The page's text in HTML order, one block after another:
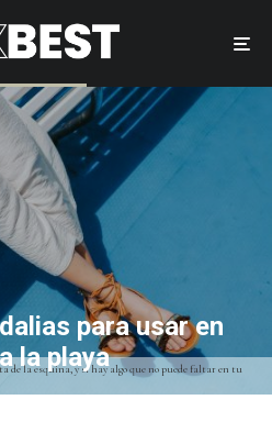
de la esquina, y si hay algo que no puede faltar en tu
para usar en
la playa